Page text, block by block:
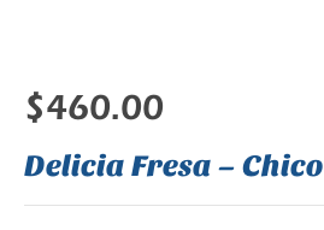
$460.00
Delicia Fresa – Chico